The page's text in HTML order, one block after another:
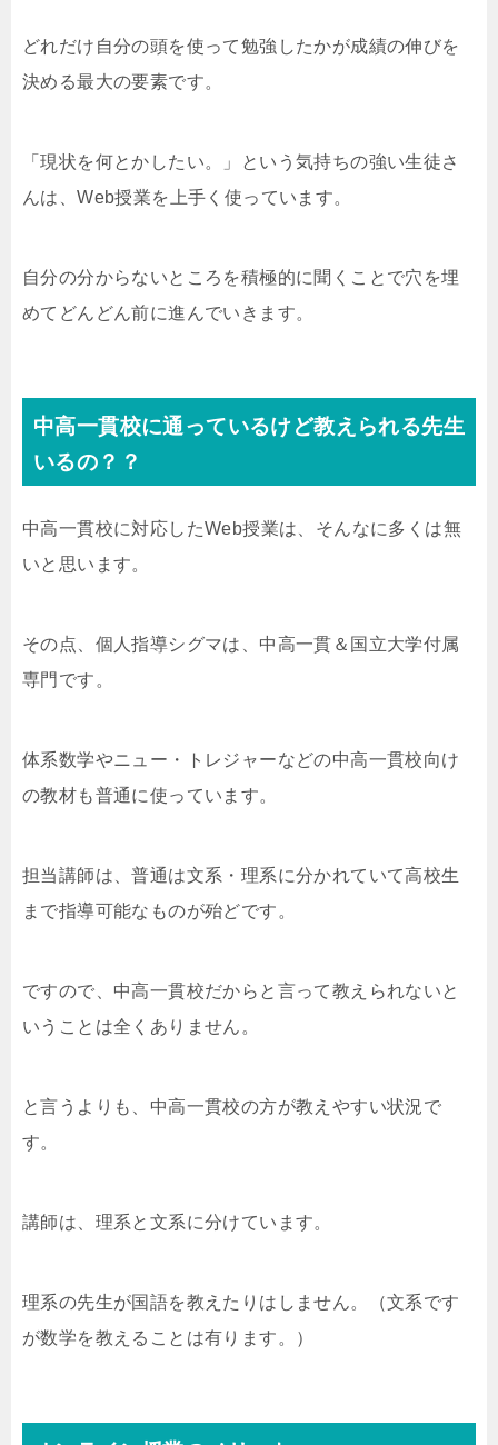
どれだけ自分の頭を使って勉強したかが成績の伸びを
決める最大の要素です。
「現状を何とかしたい。」という気持ちの強い生徒さ
んは、Web授業を上手く使っています。
自分の分からないところを積極的に聞くことで穴を埋
めてどんどん前に進んでいきます。
中高一貫校に通っているけど教えられる先生
いるの？？
中高一貫校に対応したWeb授業は、そんなに多くは無
いと思います。
その点、個人指導シグマは、中高一貫＆国立大学付属
専門です。
体系数学やニュー・トレジャーなどの中高一貫校向け
の教材も普通に使っています。
担当講師は、普通は文系・理系に分かれていて高校生
まで指導可能なものが殆どです。
ですので、中高一貫校だからと言って教えられないと
いうことは全くありません。
と言うよりも、中高一貫校の方が教えやすい状況で
す。
講師は、理系と文系に分けています。
理系の先生が国語を教えたりはしません。（文系です
が数学を教えることは有ります。）